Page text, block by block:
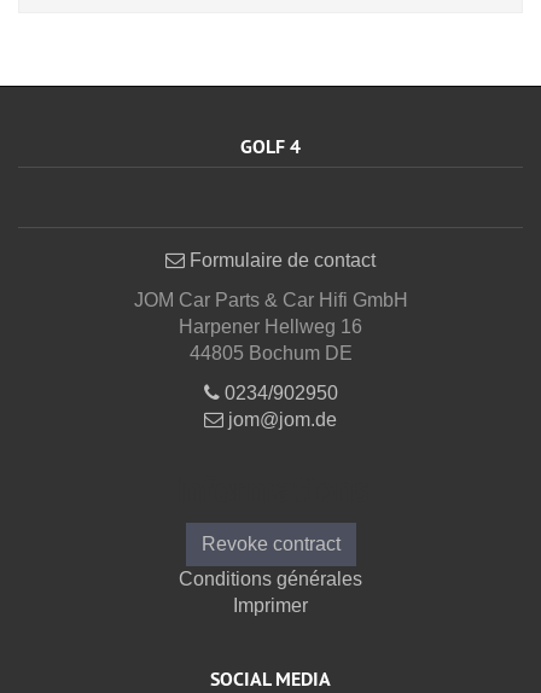
GOLF 4
Formulaire de contact
JOM Car Parts & Car Hifi GmbH
Harpener Hellweg 16
44805 Bochum DE
0234/902950
jom@jom.de
Revoke contract
Conditions générales
Imprimer
SOCIAL MEDIA